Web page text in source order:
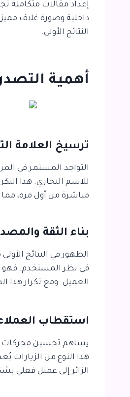
إعداد مقالات متكاملة
داخلية وصورة غلاف
النتائج الأولى.
أهمية
ترسيخ العلامة
التواجد المستمر في
للاسم التجاري. هذا
مباشرة من أول مرة، مما
بناء الثقة
الظهور في النتائج
في نظر المستخدم. فهو
العميل. ومع تكرار هذا
استقطاب
يساهم تحسين محركات
هذا النوع من الزيارات
الزائر إلى عميل فعلي